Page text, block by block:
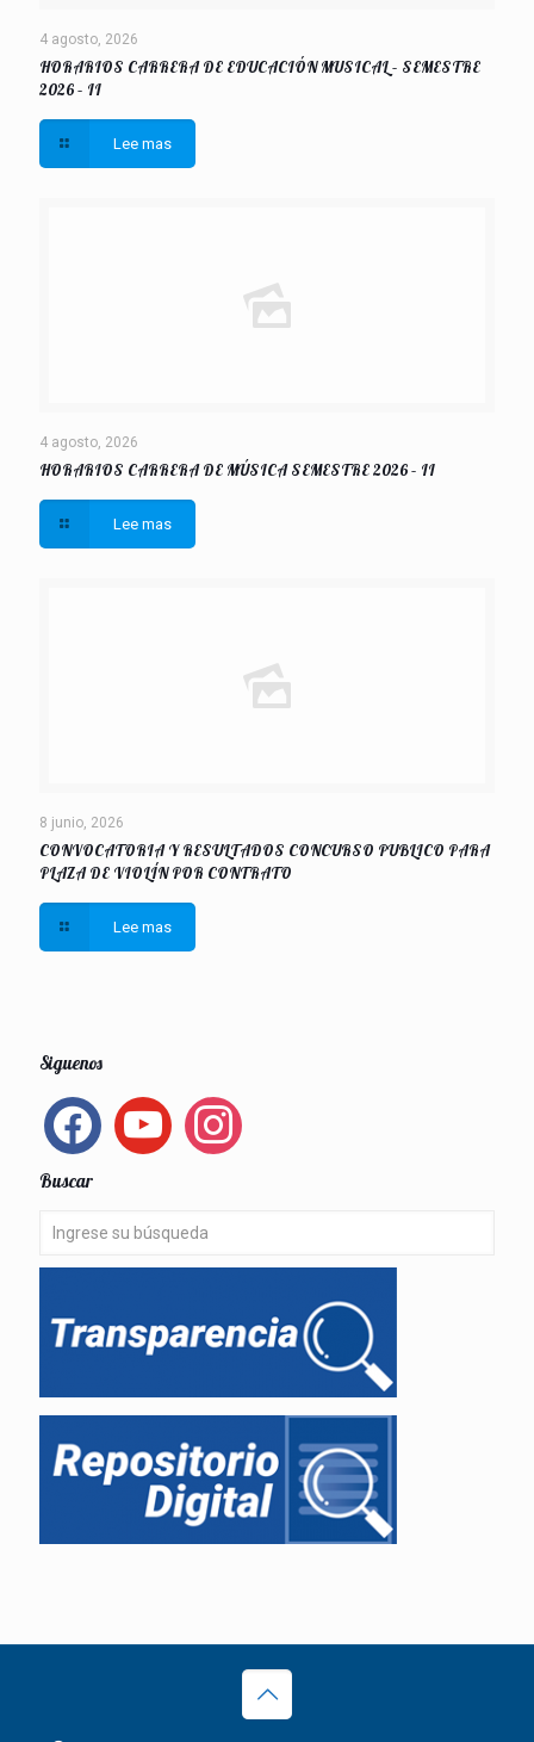
4 agosto, 2026
HORARIOS CARRERA DE EDUCACIÓN MUSICAL – SEMESTRE
2026 – II
Lee mas
4 agosto, 2026
HORARIOS CARRERA DE MÚSICA SEMESTRE 2026 – II
Lee mas
8 junio, 2026
CONVOCATORIA Y RESULTADOS CONCURSO PUBLICO PARA
PLAZA DE VIOLÍN POR CONTRATO
Lee mas
Siguenos
facebook youtube instagram
Buscar